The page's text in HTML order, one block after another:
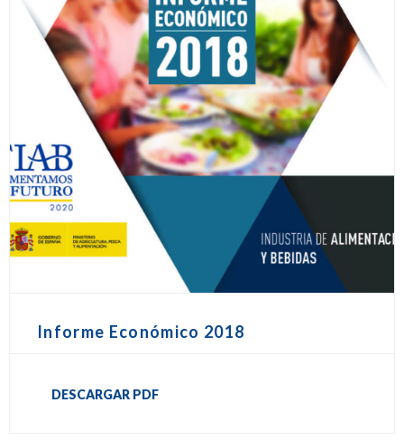
Informe Económico 2018
DESCARGAR PDF